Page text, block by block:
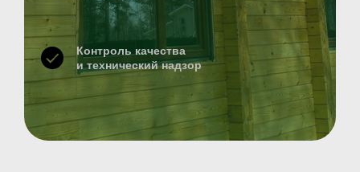
Контроль качества
и технический надзор